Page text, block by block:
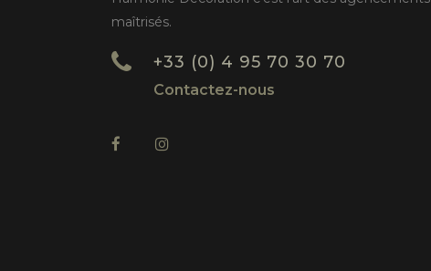
maîtrisés.
+33 (0) 4 95 70 30 70
Contactez-nous